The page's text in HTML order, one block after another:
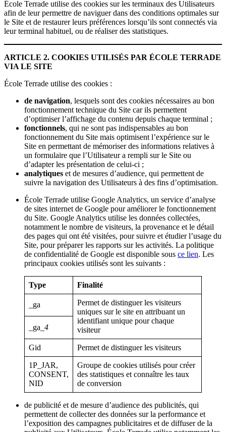
École Terrade utilise des cookies sur les terminaux des Utilisateurs
afin de leur permettre de naviguer dans des conditions optimales sur
le Site et de restaurer leurs préférences lorsqu’ils sont connectés via
leur terminal habituel, ou de réaliser des statistiques.
ARTICLE 2. COOKIES UTILISÉS PAR ÉCOLE TERRADE
VIA LE SITE
École Terrade utilise des cookies :
de navigation, lesquels sont des cookies nécessaires au bon
fonctionnement technique du Site car ils permettent
d’optimiser l’affichage du contenu depuis chaque terminal ;
fonctionnels, qui ne sont pas indispensables au bon
fonctionnement du Site mais optimisent l’expérience sur le
Site en permettant de mémoriser des informations relatives à
un formulaire que l’Utilisateur a rempli sur le Site ou
d’adapter les présentation de celui-ci ;
analytiques et de mesures d’audience, qui permettent de
suivre la navigation des Utilisateurs à des fins d’optimisation.
École Terrade utilise Google Analytics, un service d’analyse
de sites internet de Google pour améliorer le fonctionnement
du Site. Google Analytics utilise les données collectées,
notamment le nombre de visiteurs, la provenance et le détail
des pages qui ont été visitées, pour suivre et étudier l’usage du
Site, pour préparer les rapports sur les activités. La politique
de confidentialité de Google est disponible sous ce lien. Les
principaux cookies utilisés sont les suivants :
Type Finalité
_ga
Permet de distinguer les visiteurs
uniques sur le site en attribuant un
identifiant unique pour chaque
visiteur
_ga_ 4
Gid Permet de distinguer les visiteurs
1P_JAR,
CONSENT,
NID
Groupe de cookies utilisés pour créer
des statistiques et connaître les taux
de conversion
de publicité et de mesure d’audience des publicités, qui
permettent de collecter des données sur la performance et
l’exposition des campagnes publicitaires et de diffuser de la